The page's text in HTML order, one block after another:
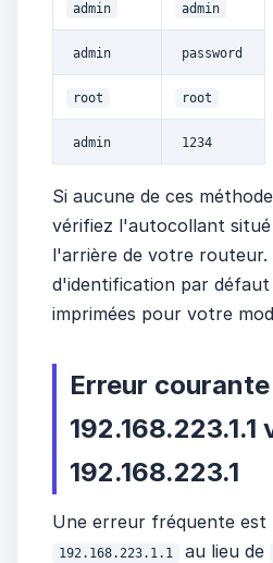
admin admin
admin password
root root
admin 1234
Si aucune de ces
vérifiez l'autocollant
l'arrière de votre routeur.
d'identification par
imprimées pour votre
Erreur courante
192.168.223.1.1
192.168.223.1
Une erreur fréquente est
192.168.223.1.1 au lieu de